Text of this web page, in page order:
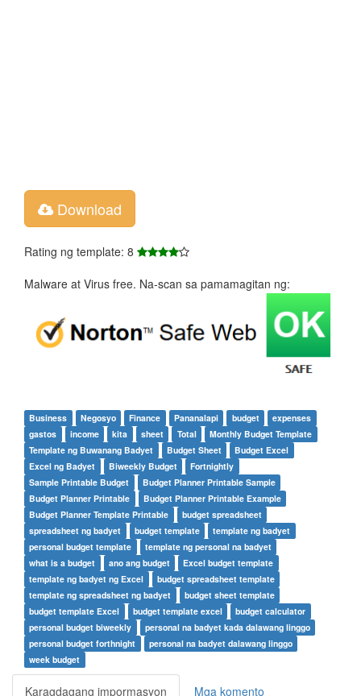
Download
Rating ng template: 8
Malware at Virus free. Na-scan sa pamamagitan ng:
Business Negosyo Finance Pananalapi budget
expenses
gastos
income kita sheet Total
Monthly Budget Template
Template ng Buwanang Badyet
Budget Sheet
Budget Excel
Excel ng Badyet
Biweekly Budget
Fortnightly
Sample Printable Budget
Budget Planner Printable Sample
Budget Planner Printable
Budget Planner Printable Example
Budget Planner Template Printable
budget spreadsheet
spreadsheet ng badyet
budget template
template ng badyet
personal budget template
template ng personal na badyet
what is a budget
ano ang budget
Excel budget template
template ng badyet ng Excel
budget spreadsheet template
template ng spreadsheet ng badyet
budget sheet template
budget template Excel
budget template excel
budget calculator
personal budget biweekly
personal na badyet kada dalawang linggo
personal budget forthnight
personal na badyet dalawang linggo
week budget
Karagdagang impormasyon Mga komento